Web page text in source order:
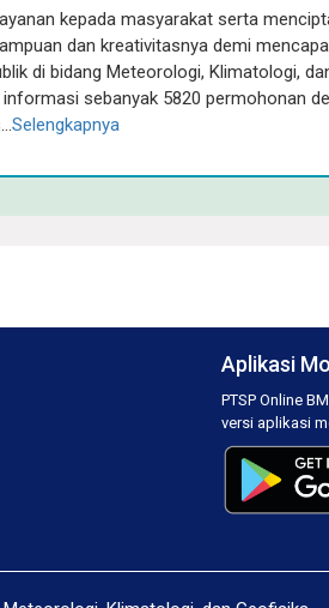
kepada masyarakat serta
dan kreativitasnya demi
di bidang Meteorologi, Klimatologi,
sebanyak 5820 permohonan
Selengkapnya
Aplikasi
PTSP Online
versi aplikasi